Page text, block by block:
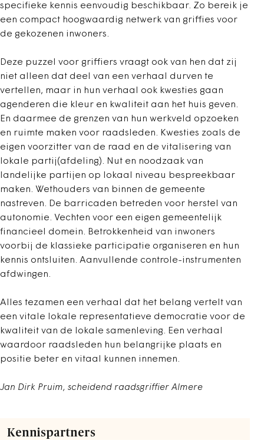
specifieke kennis eenvoudig beschikbaar. Zo bereik je
een compact hoogwaardig netwerk van griffies voor
de gekozenen inwoners.
Deze puzzel voor griffiers vraagt ook van hen dat zij
niet alleen dat deel van een verhaal durven te
vertellen, maar in hun verhaal ook kwesties gaan
agenderen die kleur en kwaliteit aan het huis geven.
En daarmee de grenzen van hun werkveld opzoeken
en ruimte maken voor raadsleden. Kwesties zoals de
eigen voorzitter van de raad en de vitalisering van
lokale partij(afdeling). Nut en noodzaak van
landelijke partijen op lokaal niveau bespreekbaar
maken. Wethouders van binnen de gemeente
nastreven. De barricaden betreden voor herstel van
autonomie. Vechten voor een eigen gemeentelijk
financieel domein. Betrokkenheid van inwoners
voorbij de klassieke participatie organiseren en hun
kennis ontsluiten. Aanvullende controle-instrumenten
afdwingen.
Alles tezamen een verhaal dat het belang vertelt van
een vitale lokale representatieve democratie voor de
kwaliteit van de lokale samenleving. Een verhaal
waardoor raadsleden hun belangrijke plaats en
positie beter en vitaal kunnen innemen.
Jan Dirk Pruim, scheidend raadsgriffier Almere
Kennispartners